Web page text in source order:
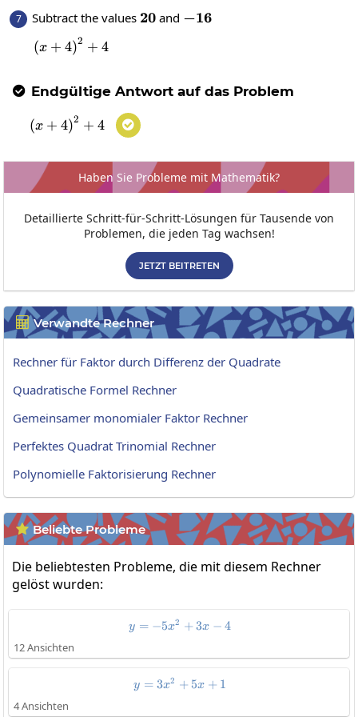
7 Subtract the values 20
20 and -16
−16
\left(x+4\right)^2+4
(x + 4)2 + 4
 Endgültige Antwort auf das Problem
\left(x+4\right)^2+4
(x + 4)2 + 4 
Haben Sie Probleme mit Mathematik?
Detaillierte Schritt-für-Schritt-Lösungen für Tausende von
Problemen, die jeden Tag wachsen!
JETZT BEITRETEN
 Verwandte Rechner
Rechner für Faktor durch Differenz der Quadrate
Quadratische Formel Rechner
Gemeinsamer monomialer Faktor Rechner
Perfektes Quadrat Trinomial Rechner
Polynomielle Faktorisierung Rechner
 Beliebte Probleme
Die beliebtesten Probleme, die mit diesem Rechner
gelöst wurden:
y=-5x^2+3x-4
y = −5x2 + 3x − 4
12 Ansichten
y=3x^2+5x+1
y = 3x2 + 5x + 1
4 Ansichten